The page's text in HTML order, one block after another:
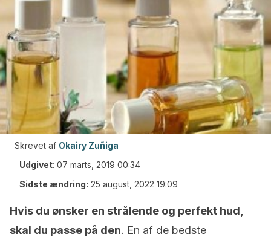
Skrevet af Okairy Zuñiga
Udgivet: 07 marts, 2019 00:34
Sidste ændring: 25 august, 2022 19:09
Hvis du ønsker en strålende og perfekt hud,
skal du passe på den. En af de bedste